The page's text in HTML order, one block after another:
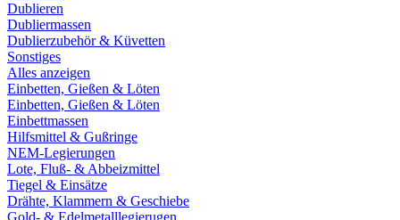
Dublieren
Dubliermassen
Dublierzubehör & Küvetten
Sonstiges
Alles anzeigen
Einbetten, Gießen & Löten
Einbetten, Gießen & Löten
Einbettmassen
Hilfsmittel & Gußringe
NEM-Legierungen
Lote, Fluß- & Abbeizmittel
Tiegel & Einsätze
Drähte, Klammern & Geschiebe
Gold- & Edelmetalllegierugen